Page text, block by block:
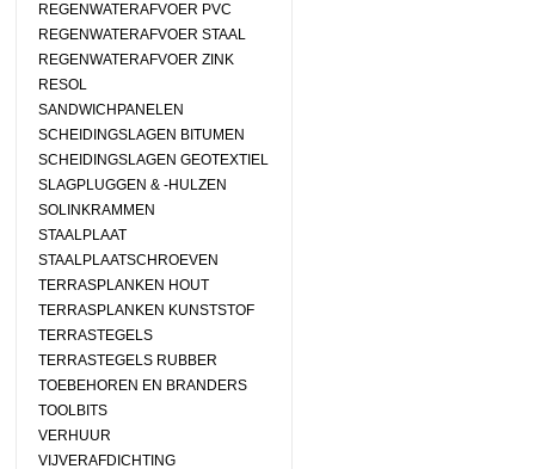
REGENWATERAFVOER PVC
REGENWATERAFVOER STAAL
REGENWATERAFVOER ZINK
RESOL
SANDWICHPANELEN
SCHEIDINGSLAGEN BITUMEN
SCHEIDINGSLAGEN GEOTEXTIEL
SLAGPLUGGEN & -HULZEN
SOLINKRAMMEN
STAALPLAAT
STAALPLAATSCHROEVEN
TERRASPLANKEN HOUT
TERRASPLANKEN KUNSTSTOF
TERRASTEGELS
TERRASTEGELS RUBBER
TOEBEHOREN EN BRANDERS
TOOLBITS
VERHUUR
VIJVERAFDICHTING